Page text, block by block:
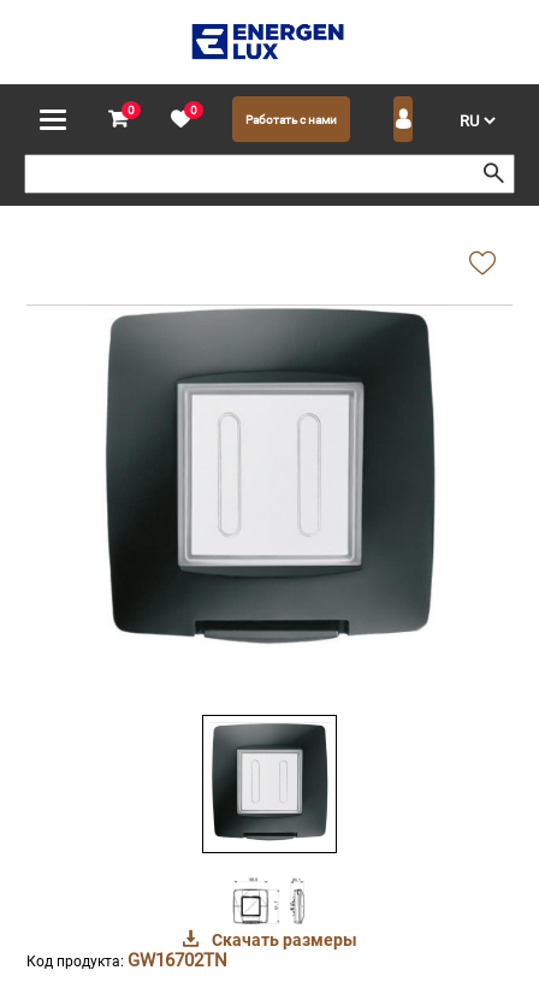
0 0
Работать с нами
Скачать размеры
Код продукта: GW16702TN